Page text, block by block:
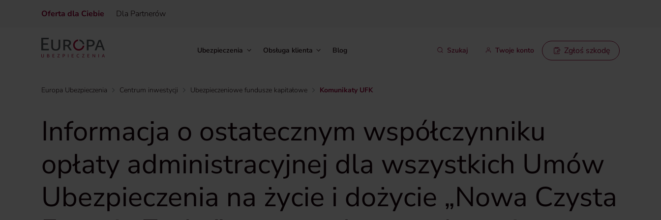
Oferta dla Ciebie Dla Partnerów
Ubezpieczenia Obsługa klienta Blog Szukaj Twoje konto Zgłoś szkodę
Europa Ubezpieczenia Centrum inwestycji Ubezpieczeniowe fundusze kapitałowe Komunikaty UFK
Informacja o ostatecznym współczynniku
opłaty administracyjnej dla wszystkich Umów
Ubezpieczenia na życie i dożycie „Nowa Czysta